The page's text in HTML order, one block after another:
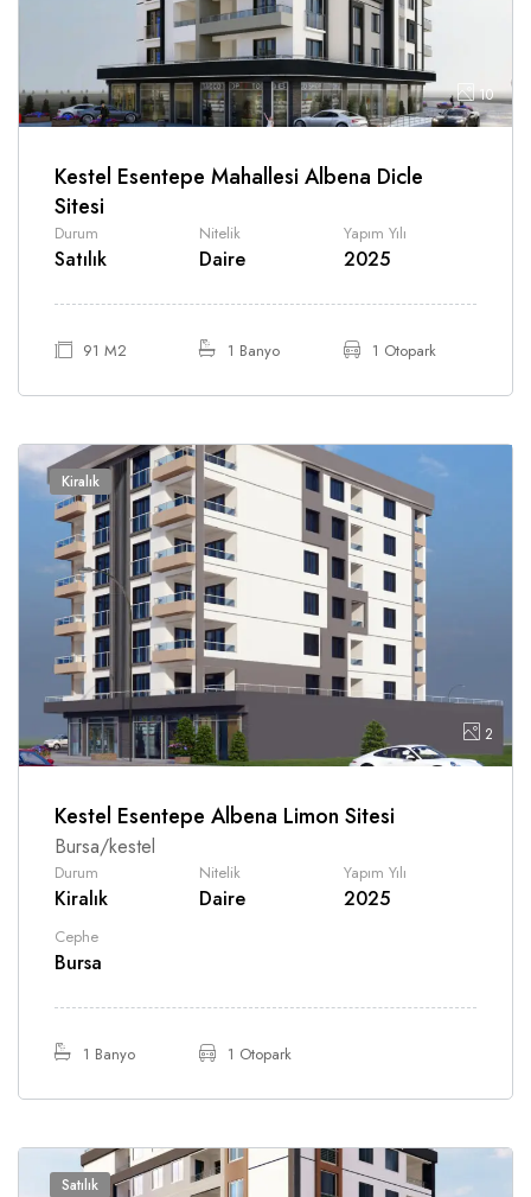
10
Kestel Esentepe Mahallesi Albena Dicle
Sitesi
Durum
Satılık
Nitelik
Daire
Yapım Yılı
2025
91 M2 1 Banyo 1 Otopark
Kiralık
2
Kestel Esentepe Albena Limon Sitesi
Bursa/kestel
Durum
Kiralık
Nitelik
Daire
Yapım Yılı
2025
Cephe
Bursa
1 Banyo 1 Otopark
Satılık